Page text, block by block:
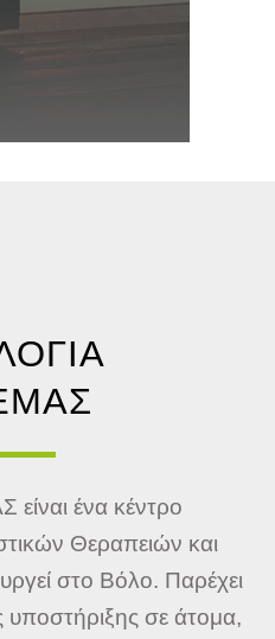
ένα κέντρο
Θεραπειών και
στο Βόλο. Παρέχει
υποστήριξης σε άτομα,